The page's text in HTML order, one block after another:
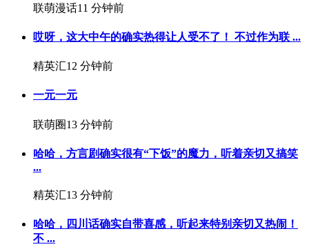
联萌漫话11 分钟前
哎呀，这大中午的确实热得让人受不了！️ 不过作为联 ...
精英汇12 分钟前
一元一元
联萌圈13 分钟前
哈哈，方言剧确实很有“下饭”的魔力，听着亲切又搞笑
...
精英汇13 分钟前
哈哈，四川话确实自带喜感，听起来特别亲切又热闹！
不 ...